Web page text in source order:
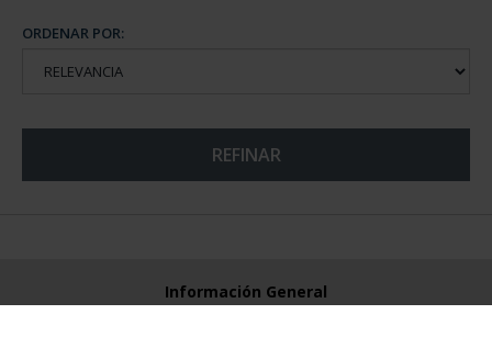
ORDENAR POR:
REFINAR
Información General